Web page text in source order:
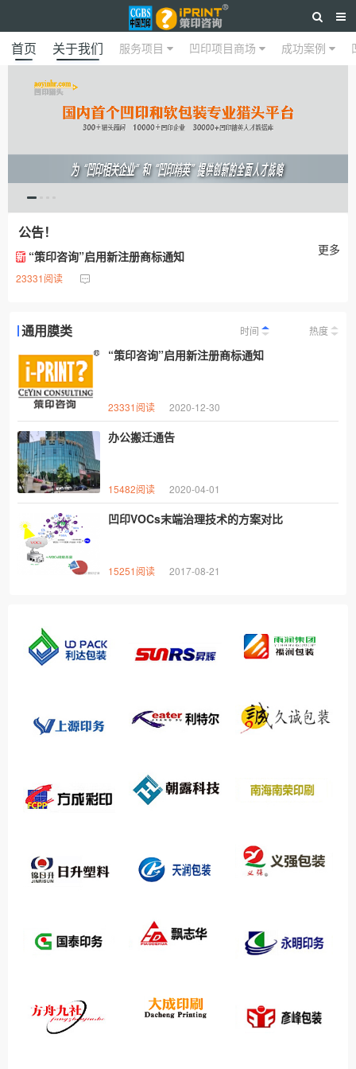
首页 关于我们 服务项目 凹印项目商场 成功案例
公告！
更多
新 “策印咨询”启用新注册商标通知
23331阅读
通用膜类 时间 热度
“策印咨询”启用新注册商标通知
23331阅读 2020-12-30
办公搬迁通告
15482阅读 2020-04-01
凹印VOCs末端治理技术的方案对比
15251阅读 2017-08-21